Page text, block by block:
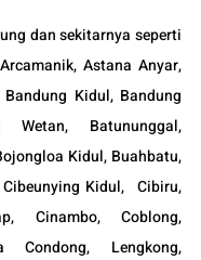
Astana Anyar,
Kidul, Bandung
Wetan, Batununggal,
Kidul, Buahbatu,
Kidul,  Cibiru,
Cinambo, Coblong,
Condong, Lengkong,